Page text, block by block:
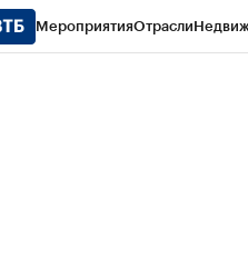
МероприятияОтрасли